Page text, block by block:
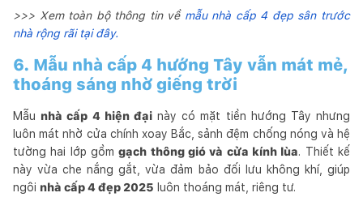
>>> Xem toàn bộ thông tin về mẫu nhà cấp 4 đẹp sân trước
nhà rộng rãi tại đây.
6. Mẫu nhà cấp 4 hướng Tây vẫn mát mẻ,
thoáng sáng nhờ giếng trời
Mẫu nhà cấp 4 hiện đạinày có mặt tiền hướng Tây nhưng
luôn mát nhờ cửa chính xoay Bắc, sảnh đệm chống nóng và hệ
tường hai lớp gồmgạch thông gió và cửa kính lùa. Thiết kế
này vừa che nắng gắt, vừa đảm bảo đối lưu không khí, giúp
ngôi nhà cấp 4 đẹp 2025 luôn thoáng mát, riêng tư.